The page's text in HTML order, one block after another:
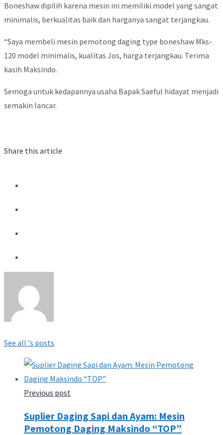
Boneshaw dipilih karena mesin ini memiliki model yang sangat
minimalis, berkualitas baik dan harganya sangat terjangkau.
“Saya membeli mesin pemotong daging type boneshaw Mks-
120 model minimalis, kualitas Jos, harga terjangkau. Terima
kasih Maksindo.
Semoga untuk kedapannya usaha Bapak Saeful hidayat menjadi
semakin lancar.
Share this article
See all 's posts
Previous post
Suplier Daging Sapi dan Ayam: Mesin
Pemotong Daging Maksindo “TOP”